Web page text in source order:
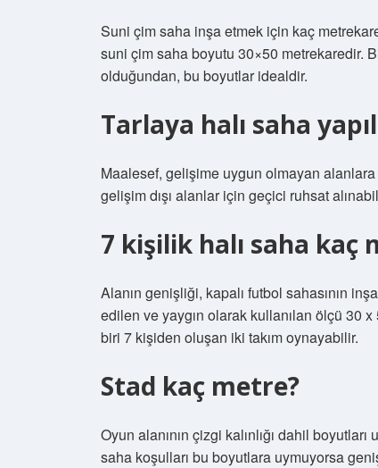
Suni çim saha inşa etmek için kaç
suni çim saha boyutu 30×50 metrekaredir.
olduğundan, bu boyutlar idealdir.
Tarlaya halı saha
Maalesef, gelişime uygun olmayan
gelişim dışı alanlar için geçici ruhsat
7 kişilik halı saha kaç
Alanın genişliği, kapalı futbol sahasının
edilen ve yaygın olarak kullanılan ölçü 30
biri 7 kişiden oluşan iki takım oynayabilir.
Stad kaç metre?
Oyun alanının çizgi kalınlığı dahil
saha koşulları bu boyutlara uymuyorsa